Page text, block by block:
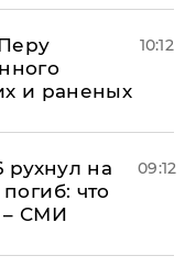
и раненых
10:12
рухнул на
что
– СМИ
09:12